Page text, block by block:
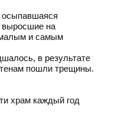
осыпавшаяся
выросшие на
и самым
в результате
пошли трещины.
храм каждый год